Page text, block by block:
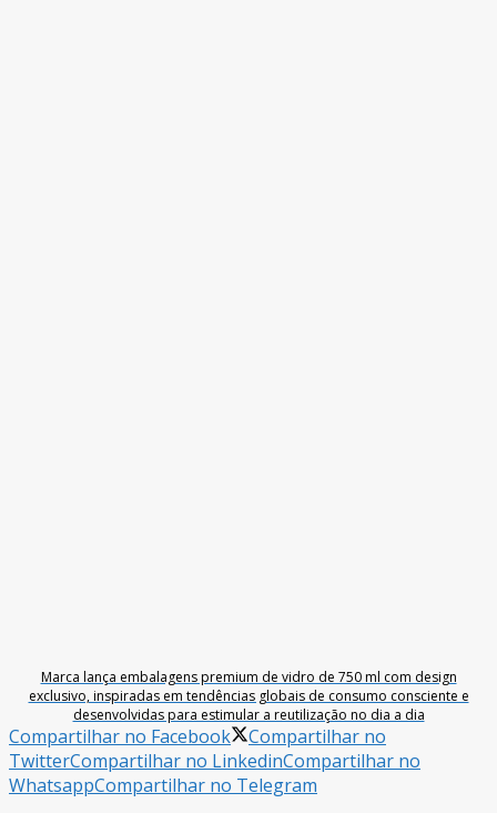
Marca lança embalagens premium de vidro de 750 ml com design
exclusivo, inspiradas em tendências globais de consumo consciente e
desenvolvidas para estimular a reutilização no dia a dia
Compartilhar no Facebook
Compartilhar no
TwitterCompartilhar no LinkedinCompartilhar no
WhatsappCompartilhar no Telegram